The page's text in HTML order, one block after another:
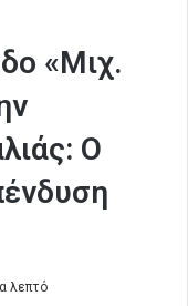
«Μιχ.
Ο
λεπτό